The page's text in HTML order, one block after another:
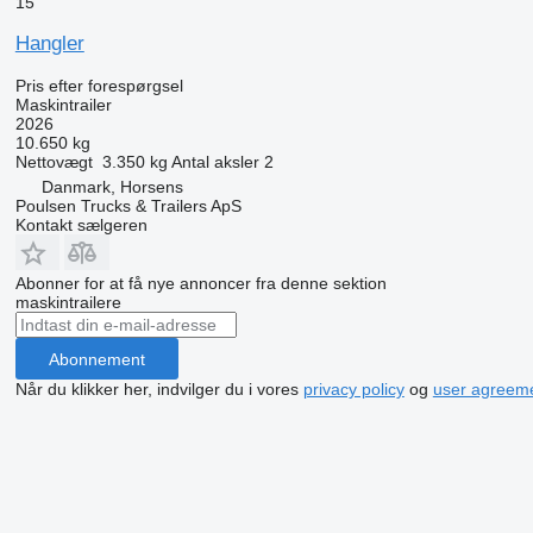
Hangler
Pris efter forespørgsel
Maskintrailer
2026
10.650 kg
Nettovægt 3.350 kg Antal aksler 2
Danmark, Horsens
Poulsen Trucks & Trailers ApS
Kontakt sælgeren
Abonner for at få nye annoncer fra denne sektion
maskintrailere
Abonnement
Når du klikker her, indvilger du i vores privacy policyog user